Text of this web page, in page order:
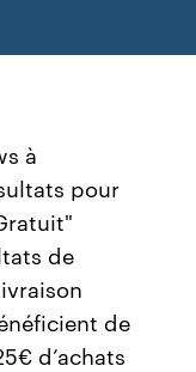
à
pour
de
de
d’achats